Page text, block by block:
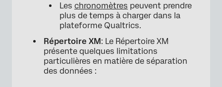
Les chronomètres peuvent prendre
plus de temps à charger dans la
plateforme Qualtrics.
Répertoire XM: Le Répertoire XM
présente quelques limitations
particulières en matière de séparation
des données :